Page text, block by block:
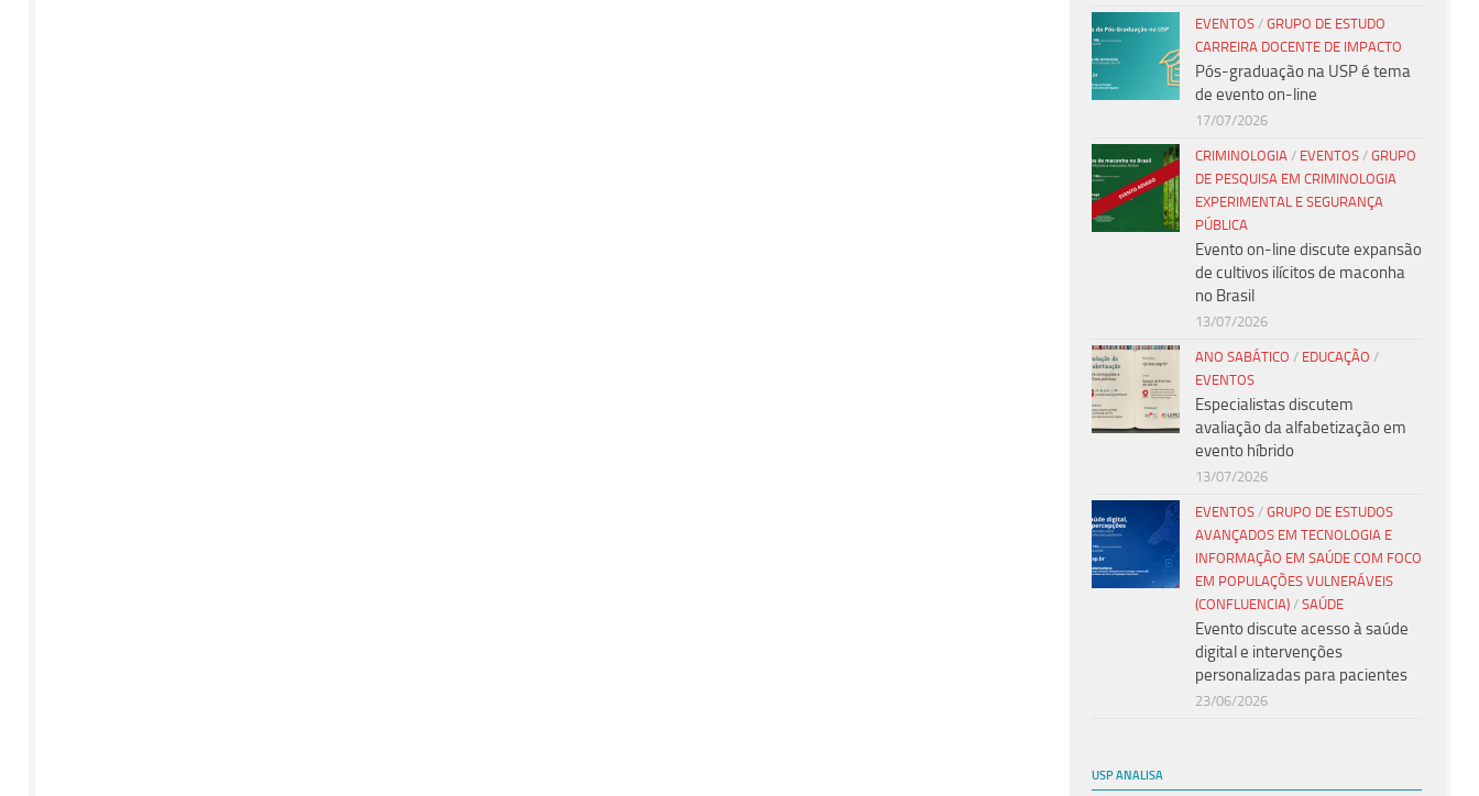
EVENTOS / GRUPO DE ESTUDO
CARREIRA DOCENTE DE IMPACTO
Pós-graduação na USP é tema
de evento on-line
17/07/2026
CRIMINOLOGIA / EVENTOS / GRUPO
DE PESQUISA EM CRIMINOLOGIA
EXPERIMENTAL E SEGURANÇA
PÚBLICA
Evento on-line discute expansão
de cultivos ilícitos de maconha
no Brasil
13/07/2026
ANO SABÁTICO / EDUCAÇÃO /
EVENTOS
Especialistas discutem
avaliação da alfabetização em
evento híbrido
13/07/2026
EVENTOS / GRUPO DE ESTUDOS
AVANÇADOS EM TECNOLOGIA E
INFORMAÇÃO EM SAÚDE COM FOCO
EM POPULAÇÕES VULNERÁVEIS
(CONFLUENCIA) / SAÚDE
Evento discute acesso à saúde
digital e intervenções
personalizadas para pacientes
23/06/2026
USP ANALISA